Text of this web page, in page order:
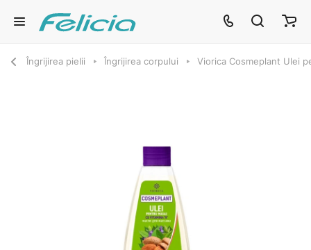
Îngrijirea pielii Îngrijirea corpului Viorica Cosmeplant Ulei